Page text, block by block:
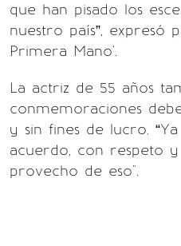
que han pisado los
nuestro país”, expresó
Primera Mano'.
La actriz de 55 años
conmemoraciones
y sin fines de lucro.
acuerdo, con respeto
provecho de eso".